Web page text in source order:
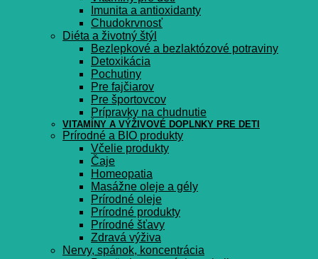
Imunita a antioxidanty
Chudokrvnosť
Diéta a životný štýl
Bezlepkové a bezlaktózové potraviny
Detoxikácia
Pochutiny
Pre fajčiarov
Pre športovcov
Prípravky na chudnutie
VITAMÍNY A VÝŽIVOVÉ DOPLNKY PRE DETI
Prírodné a BIO produkty
Včelie produkty
Čaje
Homeopatia
Masážne oleje a gély
Prírodné oleje
Prírodné produkty
Prírodné šťavy
Zdravá výživa
Nervy, spánok, koncentrácia